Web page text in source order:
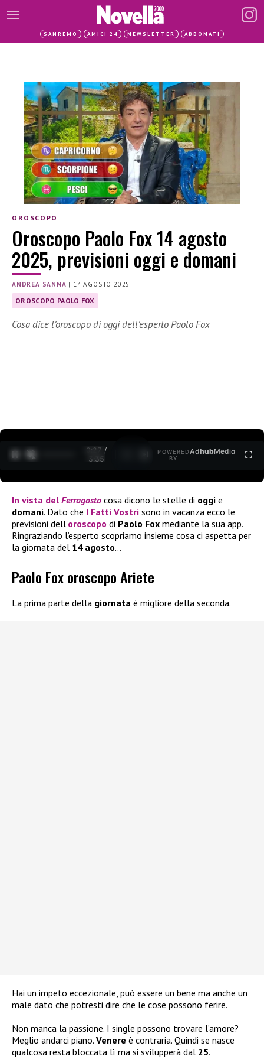
SANREMO AMICI 24 NEWSLETTER ABBONATI
OROSCOPO
Oroscopo Paolo Fox 14 agosto
2025, previsioni oggi e domani
ANDREA SANNA | 14 AGOSTO 2025
OROSCOPO PAOLO FOX
Cosa dice l’oroscopo di oggi dell’esperto Paolo Fox
0:27 /
3:35
POWERED
BY
AdhubMedia
In vista del Ferragosto cosa dicono le stelle di oggi e
domani. Dato che I Fatti Vostri sono in vacanza ecco le
previsioni dell’oroscopo di Paolo Fox mediante la sua app.
Ringraziando l’esperto scopriamo insieme cosa ci aspetta per
la giornata del 14 agosto…
Paolo Fox oroscopo Ariete
La prima parte della giornata è migliore della seconda.
Hai un impeto eccezionale, può essere un bene ma anche un
male dato che potresti dire che le cose possono ferire.
Non manca la passione. I single possono trovare l’amore?
Meglio andarci piano. Venere è contraria. Quindi se nasce
qualcosa resta bloccata lì ma si svilupperà dal 25.